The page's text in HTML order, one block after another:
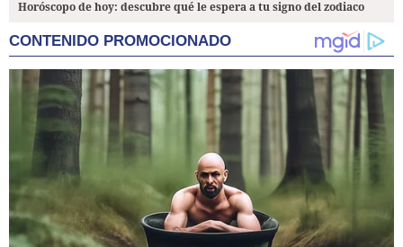
Horóscopo de hoy: descubre qué le espera a tu signo del zodiaco
CONTENIDO PROMOCIONADO